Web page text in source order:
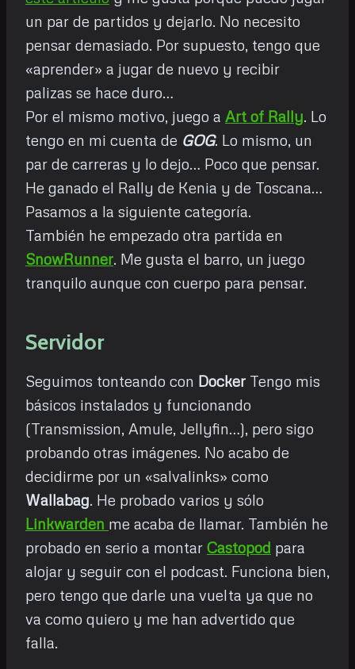
un par de partidos y dejarlo. No necesito
pensar demasiado. Por supuesto, tengo que
«aprender» a jugar de nuevo y recibir
palizas se hace duro…
Por el mismo motivo, juego a Art of Rally. Lo
tengo en mi cuenta de GOG. Lo mismo, un
par de carreras y lo dejo… Poco que pensar.
He ganado el Rally de Kenia y de Toscana…
Pasamos a la siguiente categoría.
También he empezado otra partida en
SnowRunner. Me gusta el barro, un juego
tranquilo aunque con cuerpo para pensar.
Servidor
Seguimos tonteando con Docker Tengo mis
básicos instalados y funcionando
(Transmission, Amule, Jellyfin…), pero sigo
probando otras imágenes. No acabo de
decidirme por un «salvalinks» como
Wallabag. He probado varios y sólo
Linkwarden me acaba de llamar. También he
probado en serio a montar Castopod para
alojar y seguir con el podcast. Funciona bien,
pero tengo que darle una vuelta ya que no
va como quiero y me han advertido que
falla.